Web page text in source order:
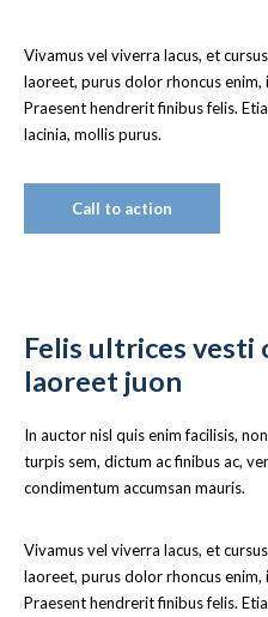
Vivamus vel viverra lacus, et
laoreet, purus dolor rhoncus enim,
Praesent hendrerit finibus felis.
lacinia, mollis purus.
Call to action
Felis ultrices vesti
laoreet juon
In auctor nisl quis enim facilisis,
turpis sem, dictum ac finibus ac,
condimentum accumsan mauris.
Vivamus vel viverra lacus, et
laoreet, purus dolor rhoncus enim,
Praesent hendrerit finibus felis.